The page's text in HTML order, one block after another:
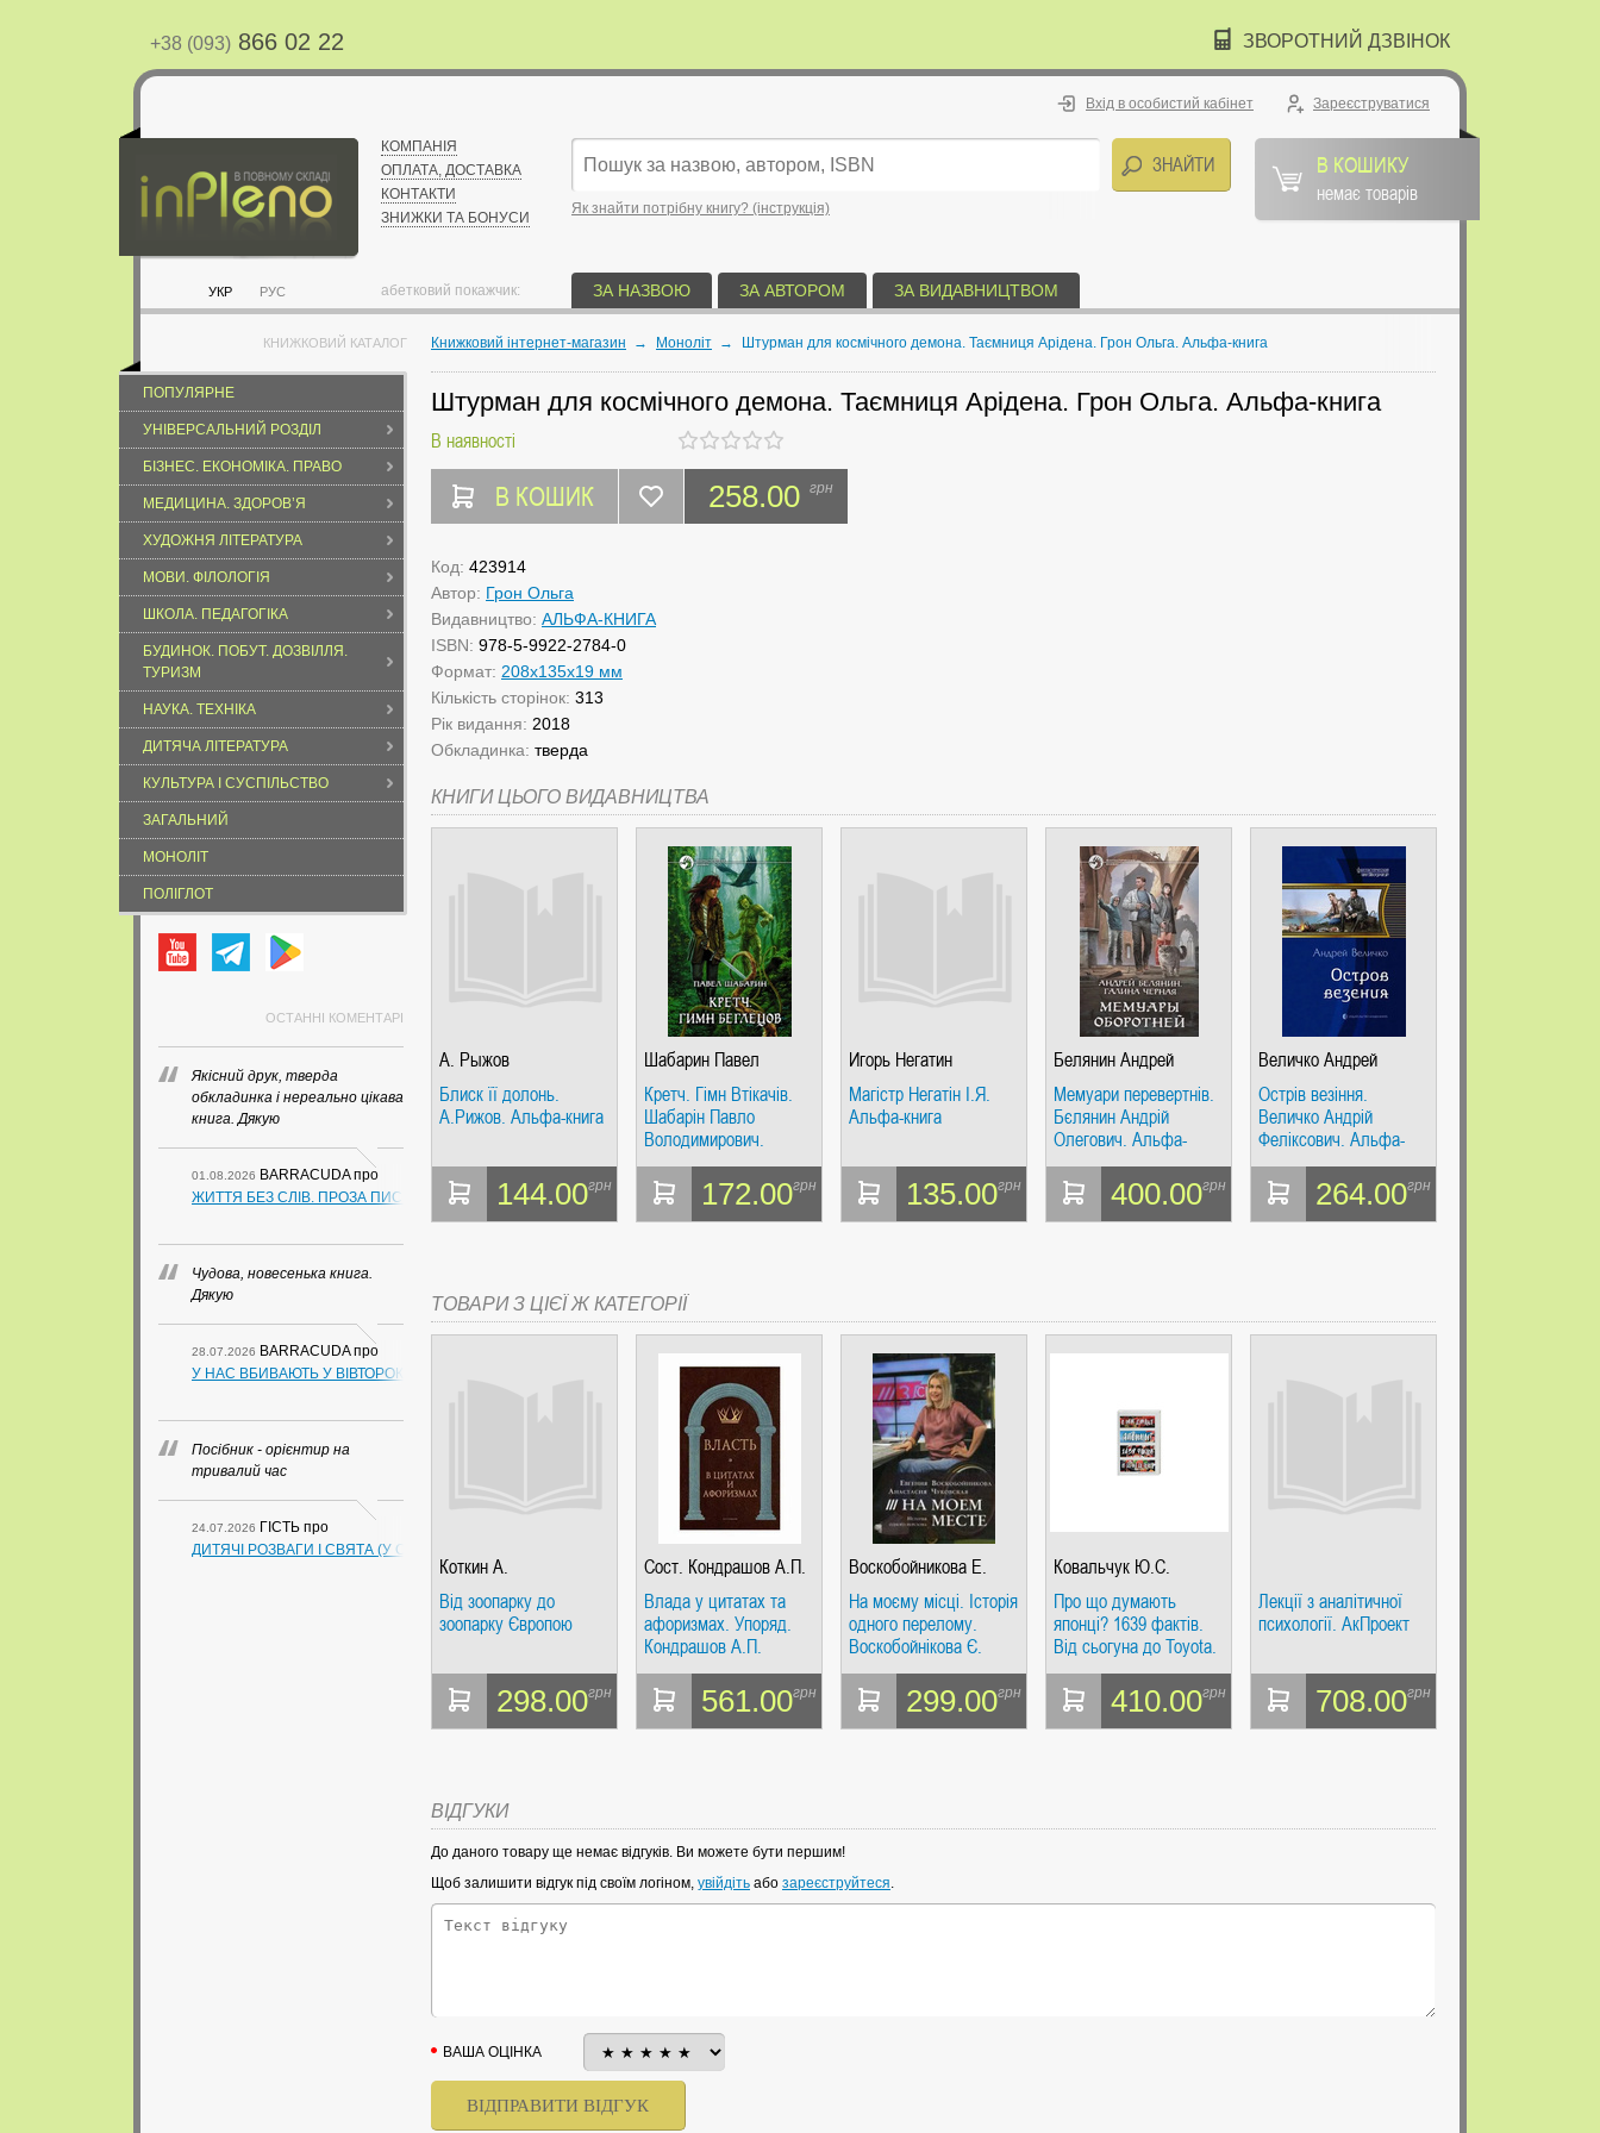
+38 (093) 866 02 22 ЗВОРОТНИЙ ДЗВІНОК
УКР РУС
КОМПАНІЯ
ОПЛАТА, ДОСТАВКА
КОНТАКТИ
ЗНИЖКИ ТА БОНУСИ
Вхід в особистий кабінет Зареєструватися
Як знайти потрібну книгу? (інструкція)
В КОШИКУ
немає товарів
абетковий покажчик: ЗА НАЗВОЮ ЗА АВТОРОМ ЗА ВИДАВНИЦТВОМ
КНИЖКОВИЙ КАТАЛОГ
ПОПУЛЯРНЕ
УНІВЕРСАЛЬНИЙ РОЗДІЛ
БІЗНЕС. ЕКОНОМІКА. ПРАВО
МЕДИЦИНА. ЗДОРОВ’Я
ХУДОЖНЯ ЛІТЕРАТУРА
МОВИ. ФІЛОЛОГІЯ
ШКОЛА. ПЕДАГОГІКА
БУДИНОК. ПОБУТ. ДОЗВІЛЛЯ.
ТУРИЗМ
НАУКА. ТЕХНІКА
ДИТЯЧА ЛІТЕРАТУРА
КУЛЬТУРА І СУСПІЛЬСТВО
ЗАГАЛЬНИЙ
МОНОЛІТ
ПОЛІГЛОТ
ОСТАННІ КОМЕНТАРІ
Якісний друк, тверда
обкладинка і нереально цікава
книга. Дякую
01.08.2026 BARRACUDAпро
ЖИТТЯ БЕЗ СЛІВ. ПРОЗА ПИСЬМЕННИКІВ ІЗ ГУАНСІ. ГІПЕРІОН
Чудова, новесенька книга.
Дякую
28.07.2026 BARRACUDAпро
У НАС ВБИВАЮТЬ У ВІВТОРОК. СЛАПОВСЬКИЙ О.І. ЧАС
Посібник - орієнтир на
тривалий час
24.07.2026 ГІСТЬ про
ДИТЯЧІ РОЗВАГИ І СВЯТА (У СХЕМАХ, ТАБЛИЦЯХ, ВИЗНАЧЕННЯХ, СЦЕНАРІЯХ). АНТОНІНА ШЕВЧУК. МАНДРІВЕЦЬ
Книжковий інтернет-магазин → Моноліт → Штурман для космічного демона. Таємниця Арідена. Грон Ольга. Альфа-книга
Штурман для космічного демона. Таємниця Арідена. Грон Ольга. Альфа-книга
В наявності
В КОШИК 258.00 грн
Код: 423914
Автор: Грон Ольга
Видавництво: АЛЬФА-КНИГА
ISBN: 978-5-9922-2784-0
Формат: 208x135x19 мм
Кількість сторінок: 313
Рік видання: 2018
Обкладинка: тверда
КНИГИ ЦЬОГО ВИДАВНИЦТВА
А. Рыжов
Блиск її долонь.
А.Рижов. Альфа-книга
144.00грн
Шабарин Павел
Владимирович
Кретч. Гімн Втікачів.
Шабарін Павло
Володимирович.
Альфа-книга
172.00грн
Игорь Негатин
Магістр Негатін І.Я.
Альфа-книга
135.00грн
Белянин Андрей
Олегович
Мемуари перевертнів.
Бєлянин Андрій
Олегович. Альфа-
книга
400.00грн
Величко Андрей
Феликсович
Острів везіння.
Величко Андрій
Феліксович. Альфа-
книга
264.00грн
ТОВАРИ З ЦІЄЇ Ж КАТЕГОРІЇ
Коткин А.
Від зоопарку до
зоопарку Європою
298.00грн
Сост. Кондрашов А.П.
Влада у цитатах та
афоризмах. Упоряд.
Кондрашов А.П.
РІПОЛ Класик
561.00грн
Воскобойникова Е.
На моєму місці. Історія
одного перелому.
Воскобойнікова Є.
Індивідуум Паблішинг
299.00грн
Ковальчук Ю.С.
Про що думають
японці? 1639 фактів.
Від сьогуна до Toyota.
Ковальчук Ю.С. РІПОЛ
Класік
410.00грн
Лекції з аналітичної
психології. АкПроект
708.00грн
ВІДГУКИ
До даного товару ще немає відгуків. Ви можете бути першим!
Щоб залишити відгук під своїм логіном, увійдіть або зареєструйтеся.
ВАША ОЦІНКА